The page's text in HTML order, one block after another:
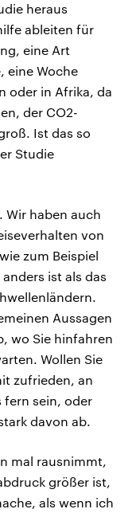
heraus
ableiten für
eine Art
eine Woche
oder in Afrika, da
der CO2-
Ist das so
Studie
Wir haben auch
von
zum Beispiel
ist als das
Aussagen
wo Sie hinfahren
Wollen Sie
zufrieden, an
fern sein, oder
davon ab.
mal rausnimmt,
größer ist,
als wenn ich